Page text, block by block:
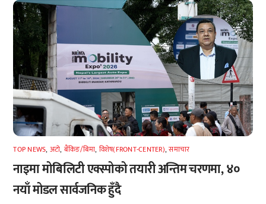
TOP NEWS, अटाे, बैंकिङ/बिमा, विशेष(FRONT-CENTER),समाचार
नाइमा मोबिलिटी एक्स्पोको तयारी अन्तिम चरणमा, ४०
नयाँ मोडल सार्वजनिक हुँदै